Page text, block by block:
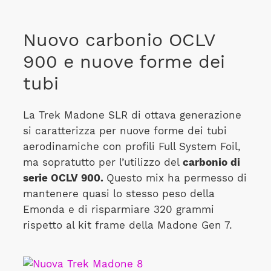
Nuovo carbonio OCLV
900 e nuove forme dei
tubi
La Trek Madone SLR di ottava generazione
si caratterizza per nuove forme dei tubi
aerodinamiche con profili Full System Foil,
ma sopratutto per l’utilizzo delcarbonio di
serie OCLV 900. Questo mix ha permesso di
mantenere quasi lo stesso peso della
Emonda e di risparmiare 320 grammi
rispetto al kit frame della Madone Gen 7.